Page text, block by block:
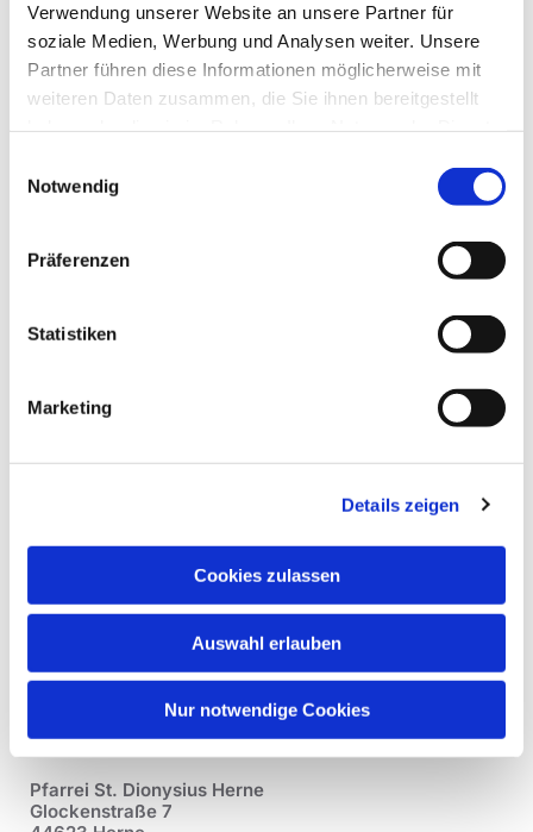
Verwendung unserer Website an unsere Partner für
soziale Medien, Werbung und Analysen weiter. Unsere
Partner führen diese Informationen möglicherweise mit
weiteren Daten zusammen, die Sie ihnen bereitgestellt
Notwendig
Präferenzen
Statistiken
Marketing
Details zeigen
Cookies zulassen
Auswahl erlauben
Nur notwendige Cookies
Freitag, 21. August 2026, 11:00
Uhr
Pfarrzentrum St. Dionysius,
Pfarrei St. Dionysius Herne
Glockenstraße 7